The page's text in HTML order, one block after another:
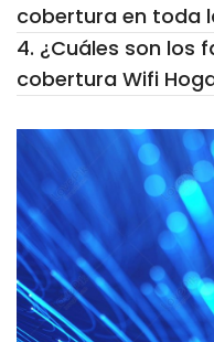
cobertura en toda
4. ¿Cuáles son los
cobertura Wifi